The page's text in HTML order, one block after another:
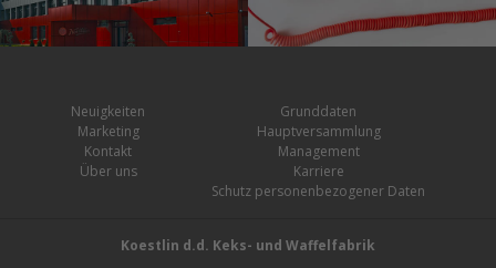
Neuigkeiten
Marketing
Kontakt
Über uns
Grunddaten
Hauptversammlung
Management
Karriere
Schutz personenbezogener Daten
Koestlin d.d. Keks- und Waffelfabrik